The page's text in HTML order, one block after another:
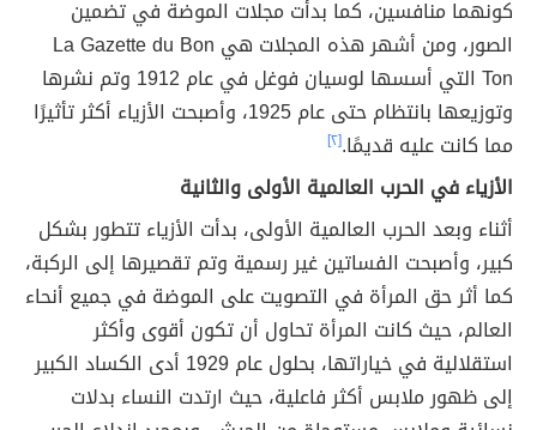
كونهما منافسين، كما بدأت مجلات الموضة في تضمين
الصور، ومن أشهر هذه المجلات هي La Gazette du Bon
Ton التي أسسها لوسيان فوغل في عام 1912 وتم نشرها
وتوزيعها بانتظام حتى عام 1925، وأصبحت الأزياء أكثر تأثيرًا
مما كانت عليه قديمًا.[٢]
الأزياء في الحرب العالمية الأولى والثانية
أثناء وبعد الحرب العالمية الأولى، بدأت الأزياء تتطور بشكل
كبير، وأصبحت الفساتين غير رسمية وتم تقصيرها إلى الركبة،
كما أثر حق المرأة في التصويت على الموضة في جميع أنحاء
العالم، حيث كانت المرأة تحاول أن تكون أقوى وأكثر
استقلالية في خياراتها، بحلول عام 1929 أدى الكساد الكبير
إلى ظهور ملابس أكثر فاعلية، حيث ارتدت النساء بدلات